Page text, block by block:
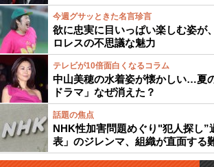
今週グサッときた名言珍言
欲に忠実に目いっぱい楽しむ姿が
ロレスの不思議な魅力
テレビが10倍面白くなるコラム
中山美穂の水着姿が懐かしい…夏
ドラマ」なぜ消えた？
話題の焦点
NHK性加害問題めぐり"犯人探し
表」のジレンマ、組織が直面する